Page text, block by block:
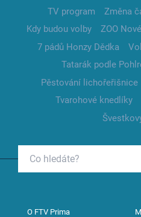
TV program
Změna
Kdy budou volby
ZOO
7 pádů Honzy Dědka
Tatarák podle
Pěstování lichořeřišnice
Tvarohové knedlíky
O FTV Prima